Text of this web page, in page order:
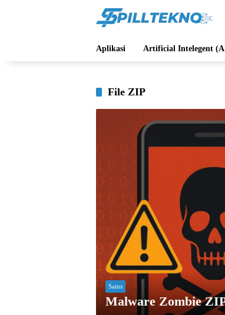
Aplikasi Artificial Intelegent
File ZIP
Sains
Malware Zombie